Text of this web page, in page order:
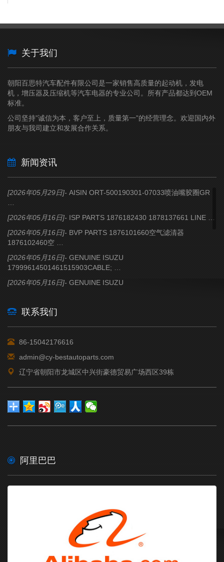
关于我们
朝阳百思特汽车配件有限公司是一家销售高质量的起动机，发电
机，增压器及压缩机等汽车电器的专业公司。所有产品都达到OEM
标准。
公司坚持”诚信为本，客户至上，质量第一”的经营理念。欢迎国内外
朋友与我司建立和发展合作关系。
新闻资讯
[2026年05月29日]- AISIN ORT-500190301-07033喷油嘴胶圈GR
…
[2026年05月16日]- ISP PARTS 1876182430 1878137661 LINE …
[2026年05月16日]- BVP PARTS 1876101660空气滤清器
1876102460空 …
[2026年05月16日]- GENUINE ISUZU
17999614501461515903CABLE; …
[2026年05月16日]- GENUINE ISUZU
[2026年05月16日]-
15318173111531817318MEMBER …
17561891401756189140BELT; …
[2026年05月16日]- GENUINE ISUZU
18312085601831208560TACHOG …
[2026年05月16日]- GENUINE ISUZU
联系我们
86-15042176616
admin@cy-bestautoparts.com
辽宁省朝阳市龙城区中兴街豪德贸易广场西区39栋
阿里巴巴